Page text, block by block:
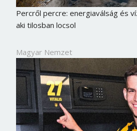
Percről percre: energiaválság és
aki tilosban locsol
Magyar Nemzet